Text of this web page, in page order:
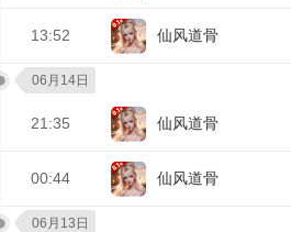
13:52 仙风道骨
06月14日
21:35 仙风道骨
00:44 仙风道骨
06月13日